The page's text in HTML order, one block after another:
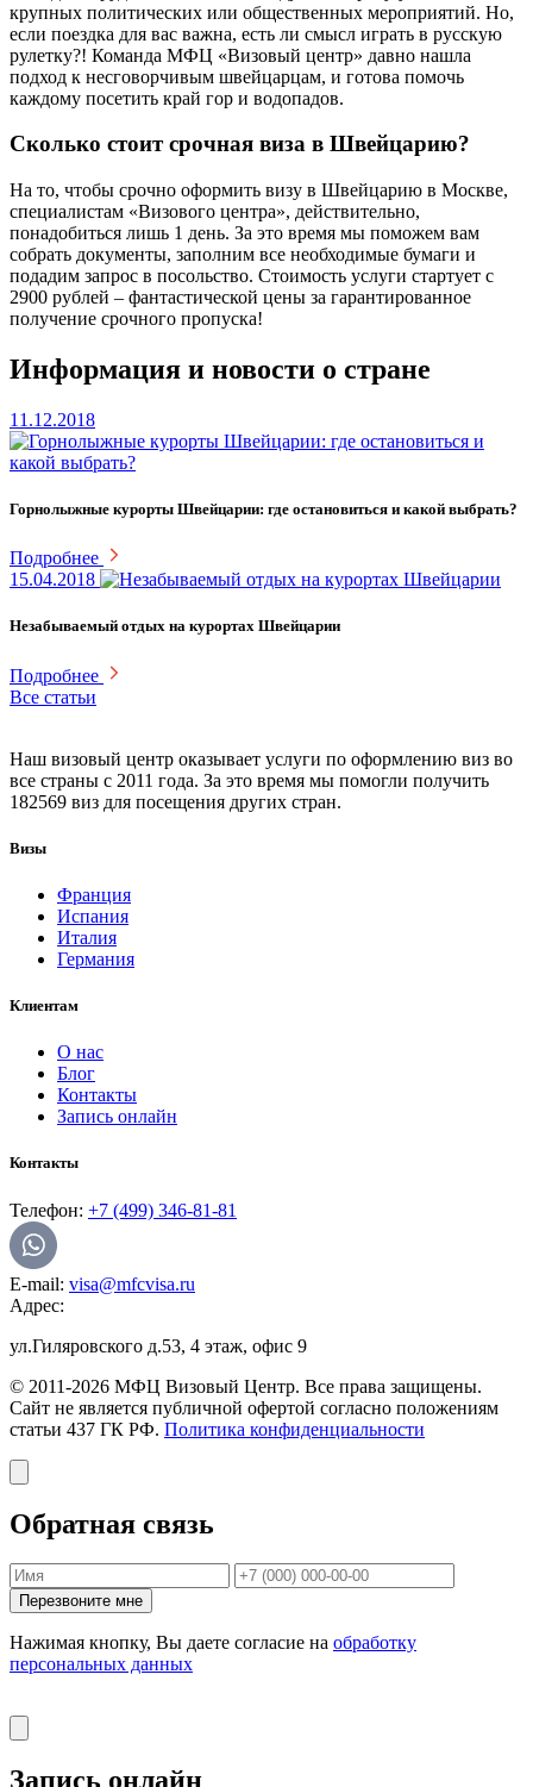
крупных политических или общественных мероприятий. Но,
если поездка для вас важна, есть ли смысл играть в русскую
рулетку?! Команда МФЦ «Визовый центр» давно нашла
подход к несговорчивым швейцарцам, и готова помочь
каждому посетить край гор и водопадов.
Сколько стоит срочная виза в Швейцарию?
На то, чтобы срочно оформить визу в Швейцарию в Москве,
специалистам «Визового центра», действительно,
понадобиться лишь 1 день. За это время мы поможем вам
собрать документы, заполним все необходимые бумаги и
подадим запрос в посольство. Стоимость услуги стартует с
2900 рублей – фантастической цены за гарантированное
получение срочного пропуска!
Информация и новости о стране
11.12.2018
Горнолыжные курорты Швейцарии: где остановиться и какой выбрать?
Подробнее
15.04.2018
Незабываемый отдых на курортах Швейцарии
Подробнее
Все статьи
Наш визовый центр оказывает услуги по оформлению виз во
все страны с 2011 года. За это время мы помогли получить
182569 виз для посещения других стран.
Визы
Франция
Испания
Италия
Германия
Клиентам
О нас
Блог
Контакты
Запись онлайн
Контакты
Телефон: +7 (499) 346-81-81
E-mail: visa@mfcvisa.ru
Адрес:
ул.Гиляровского д.53, 4 этаж, офис 9
© 2011-2026 МФЦ Визовый Центр. Все права защищены.
Сайт не является публичной офертой согласно положениям
статьи 437 ГК РФ. Политика конфиденциальности
Обратная связь
Перезвоните мне
Нажимая кнопку, Вы даете согласие на обработку
персональных данных
Запись онлайн